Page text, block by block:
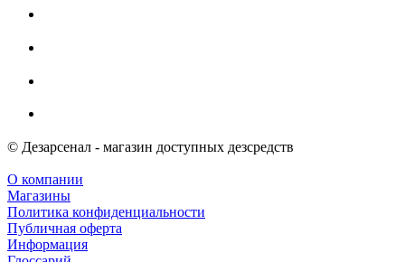
© Дезарсенал - магазин доступных дезсредств
О компании
Магазины
Политика конфиденциальности
Публичная оферта
Информация